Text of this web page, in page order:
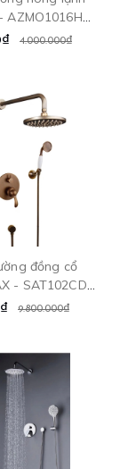
AZMO1016H
4.000.000₫
đồng cổ
- SAT102CD
9.800.000₫